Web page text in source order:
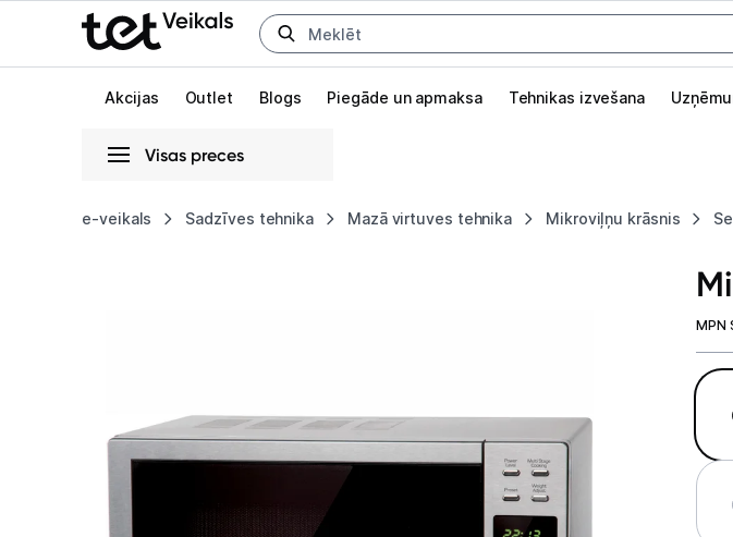
Uz kategorijam Uz galveno saturu
Akcijas Outlet Blogs Piegāde un apmaksa Tehnikas izvešana
Visas preces
e-veikals Sadzīves tehnika Mazā virtuves tehnika Mikroviļņu krāsnis
Datortehnika
Telefoni,
MPN